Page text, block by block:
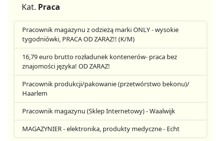
Kat. Praca
Pracownik magazynu z odzieżą marki ONLY - wysokie
tygodniówki, PRACA OD ZARAZ!! (K/M)
16,79 euro brutto rozładunek kontenerów- praca bez
znajomości języka! OD ZARAZ!
Pracownik produkcji/pakowanie (przetwórstwo bekonu)/
Haarlem
Pracownik magazynu (Sklep Internetowy) - Waalwijk
MAGAZYNIER - elektronika, produkty medyczne - Echt